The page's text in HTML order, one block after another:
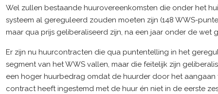
Wel zullen bestaande huurovereenkomsten die onder het
systeem al gereguleerd zouden moeten zijn (148 WWS-
maar qua prijs geliberaliseerd zijn, na een jaar onder de wet
Er zijn nu huurcontracten die qua puntentelling in het
segment van het WWS vallen, maar die feitelijk zijn
een hoger huurbedrag omdat de huurder door het aangaan
contract heeft ingestemd met de huur én niet in de eerste